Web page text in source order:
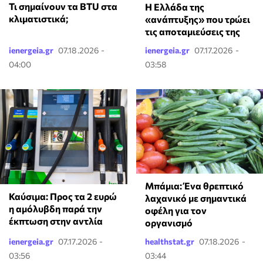
Τι σημαίνουν τα BTU στα
κλιματιστικά;
ienergeia.gr 07.18.2026 -
04:00
Η Ελλάδα της
«ανάπτυξης» που τρώει
τις αποταμιεύσεις της
ienergeia.gr 07.17.2026 -
03:58
Καύσιμα: Προς τα 2 ευρώ
η αμόλυβδη παρά την
έκπτωση στην αντλία
ienergeia.gr 07.17.2026 -
03:56
Μπάμια: Ένα θρεπτικό
λαχανικό με σημαντικά
οφέλη για τον
οργανισμό
healthstat.gr 07.18.2026 -
03:44